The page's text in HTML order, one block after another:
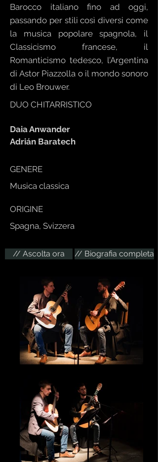
DUO CHITARRISTICO
Daia Anwander
Adrián Baratech
GENERE
Musica classica
ORIGINE
Spagna, Svizzera
Barocco italiano fino ad oggi,
passando per stili così diversi come
la musica popolare spagnola, il
Classicismo francese, il
Romanticismo tedesco, l’Argentina
di Astor Piazzolla o il mondo sonoro
di Leo Brouwer.
// Ascolta ora // Biografia completa